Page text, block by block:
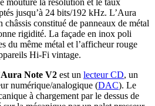
mouture la résolution et le taux
jusqu’à 24 bits/192 kHz. L’Aura
châssis constitué de panneaux de métal
rigidité. La façade en inox poli
du même métal et l’afficheur rouge
Hi-Fi vintage.
Aura Note V2 est un lecteur CD, un
numérique/analogique (DAC). Le
à chargement par le dessus de